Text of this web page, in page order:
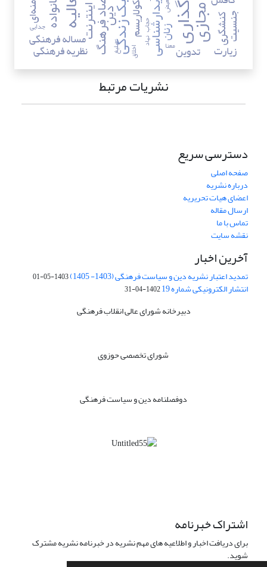
سبک زندگیاقتصاد فرهنگاینترنتدین پدیدارشناسی خانواده سکولاریسم
مساله فرهنگی
تدوین
کنشگری
نظریه فرهنگی
جنسیت زنان
زیارت
نهاد
اخلاق
حجاب جدایی
معنا
تبعیض
تبلیغ
نشریات مرتبط
دسترسی سریع
صفحه اصلی
درباره نشریه
اعضای هیات تحریریه
ارسال مقاله
تماس با ما
نقشه سایت
آخرین اخبار
تمدید اعتبار نشریه دین و سیاست فرهنگی (1403- 1405) 1403-05-01
انتشار الکترونیکی شماره 19 1402-04-31
دبیرخانه شورای عالی انقلاب فرهنگی
شورای تخصصی حوزوی
دوفصلنامه دین و سیاست فرهنگی
اشتراک خبرنامه
برای دریافت اخبار و اطلاعیه های مهم نشریه در خبرنامه نشریه مشترک
شوید.